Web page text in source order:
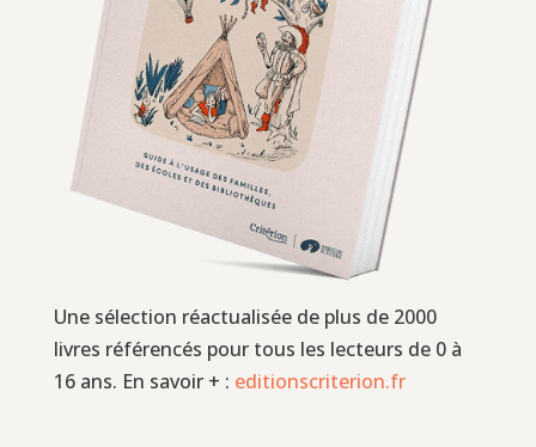
Une sélection réactualisée de plus de 2000
livres référencés pour tous les lecteurs de 0 à
16 ans. En savoir + : editionscriterion.fr